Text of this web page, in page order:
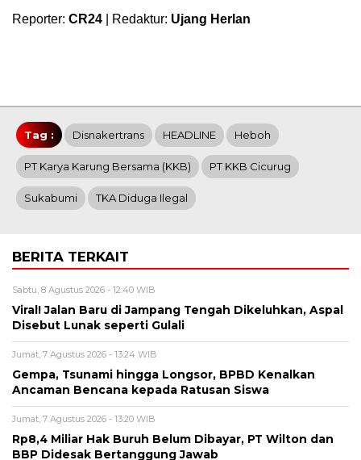
Reporter: CR24 | Redaktur: Ujang Herlan
Tag : Disnakertrans HEADLINE Heboh
PT Karya Karung Bersama (KKB) PT KKB Cicurug
Sukabumi TKA Diduga Ilegal
BERITA TERKAIT
Sabtu, 8 Agustus 2026 - 12:40 WIB
Viral! Jalan Baru di Jampang Tengah Dikeluhkan, Aspal
Disebut Lunak seperti Gulali
Jumat, 7 Agustus 2026 - 13:24 WIB
Gempa, Tsunami hingga Longsor, BPBD Kenalkan
Ancaman Bencana kepada Ratusan Siswa
Jumat, 7 Agustus 2026 - 13:20 WIB
Rp8,4 Miliar Hak Buruh Belum Dibayar, PT Wilton dan
BBP Didesak Bertanggung Jawab